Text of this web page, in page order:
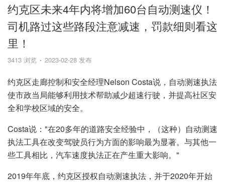
约克区未来4年内将增加60台自动测速仪！
司机路过这些路段注意减速，罚款细则看这
里！
3413 浏览 2023-02-28 发布
约克区走廊控制和安全经理Nelson Costa说，自动测速执法
使市政当局能够利用技术帮助减少超速行驶，并提高社区安
全和学校区域的安全。
Costa说："在20多年的道路安全经验中，（这种）自动测速
执法工具在改变驾驶员行为方面的影响最为显著。与其他一
些工具相比，汽车速度执法正在产生重大影响。"
2019年年底，约克区授权自动测速执法，并于2020年开始